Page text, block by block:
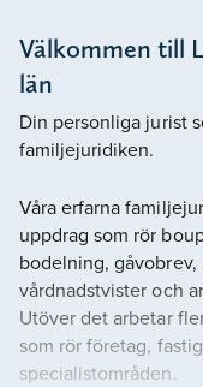
Välkommen till
län
Din personliga jurist
familjejuridiken.
Våra erfarna
uppdrag som rör
bodelning, gåvobrev,
vårdnadstvister och
Utöver det arbetar
som rör företag,
specialistområden.